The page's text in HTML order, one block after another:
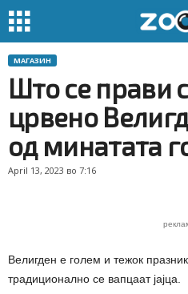
МАГАЗИН
Што се прави
црвено
од минатата
April 13, 2023 во 7:16
Велигден е голем и тежок
традиционално се вапцаат јајца.